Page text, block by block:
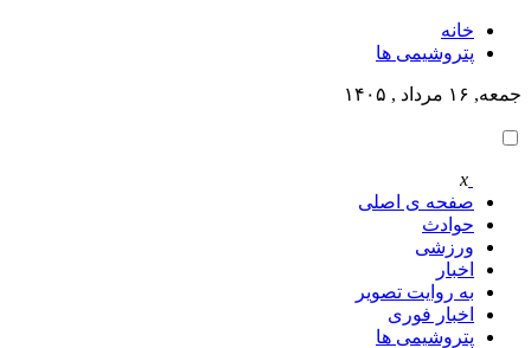
خانه
پتروشيمى ها
جمعه, ۱۶ مرداد , ۱۴۰۵
x
صفحه ی اصلی
حوادث
ورزشی
اخبار
به روایت تصویر
اخبار فوری
پتروشيمى ها